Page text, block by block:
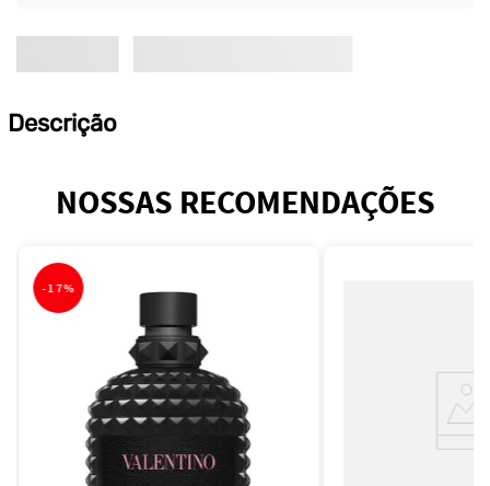
Descrição
NOSSAS RECOMENDAÇÕES
-17%